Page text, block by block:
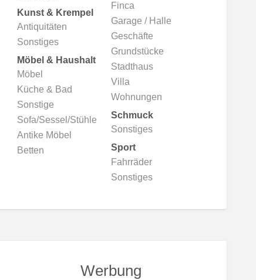
Finca
Garage / Halle
Geschäfte
Grundstücke
Stadthaus
Villa
Wohnungen
Kunst & Krempel
Antiquitäten
Sonstiges
Möbel & Haushalt
Möbel
Küche & Bad
Sonstige
Sofa/Sessel/Stühle
Antike Möbel
Betten
Schmuck
Sonstiges
Sport
Fahrräder
Sonstiges
Werbung